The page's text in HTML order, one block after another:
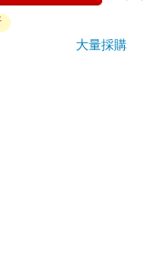
上當！
大量採購